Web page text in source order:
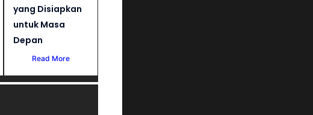
yang Disiapkan
untuk Masa
Depan
Read More